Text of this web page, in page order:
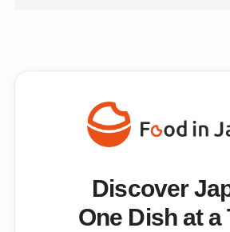
Discover
One Dish at a